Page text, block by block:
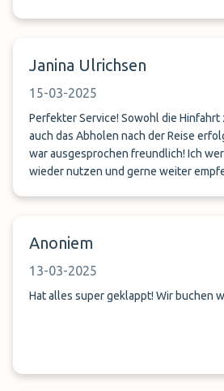
Janina Ulrichsen
15-03-2025
Perfekter Service! Sowohl die Hinfahrt
auch das Abholen nach der Reise
war ausgesprochen freundlich! Ich
wieder nutzen und gerne weiter
Anoniem
13-03-2025
Hat alles super geklappt! Wir buchen